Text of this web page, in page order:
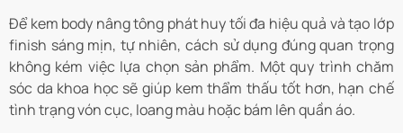
Để kem body nâng tông phát huy tối đa hiệu quả và tạo lớp
finish sáng mịn, tự nhiên, cách sử dụng đúng quan trọng
không kém việc lựa chọn sản phẩm. Một quy trình chăm
sóc da khoa học sẽ giúp kem thẩm thấu tốt hơn, hạn chế
tình trạng vón cục, loang màu hoặc bám lên quần áo.